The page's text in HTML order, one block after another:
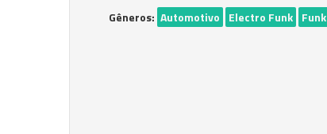
Gêneros: Automotivo Electro Funk Funk